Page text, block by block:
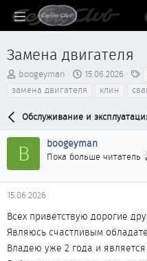
Замена двигателя
А
в
т
р
т
е
м
ы
boogeyman
Д
а
т
н
ч
а
а
15.06.2026
е
г
замена двигателя
клин
Обслуживание и
B boogeyman
Пока больше читатель
15.06.2026
Всех приветствую дорогие
Являюсь счастливым
Владею уже 2 года и